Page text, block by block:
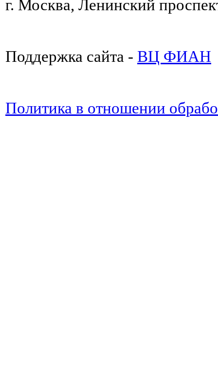
г. Москва, Ленинский
Поддержка сайта - ВЦ ФИАН
Политика в отношении